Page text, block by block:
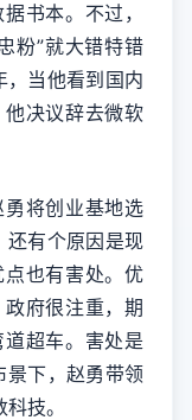
书本。不过，
粉”就大错特错
，当他看到国内
决议辞去微软
将创业基地选
还有个原因是现
也有害处。优
府很注重，期
超车。害处是
景下，赵勇带领
技。